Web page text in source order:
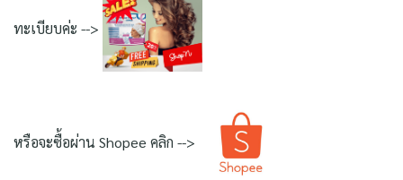
ทะเบียบค่ะ -->
หรือจะซื้อผ่าน Shopee คลิก -->